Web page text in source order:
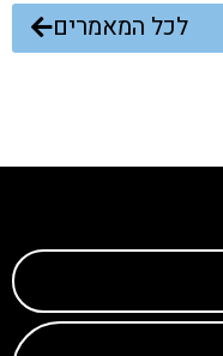
לכל המאמרים